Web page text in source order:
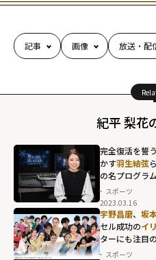
記事 画像 放送・配
紀平 梨花
完全復活を誓う
かす羽生結弦
の名プログラ
スポーツ
2023.03.16
宇野昌磨、 坂
セル成功のイ
ターにも注目
スポーツ